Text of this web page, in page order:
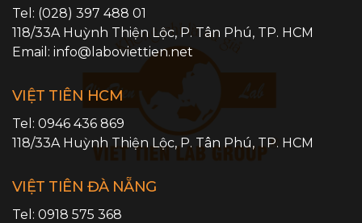
Tel: (028) 397 488 01
118/33A Huỳnh Thiện Lộc, P. Tân Phú, TP. HCM
Email: info@laboviettien.net
VIỆT TIÊN HCM
Tel: 0946 436 869
118/33A Huỳnh Thiện Lộc, P. Tân Phú, TP. HCM
VIỆT TIÊN ĐÀ NẴNG
Tel: 0918 575 368